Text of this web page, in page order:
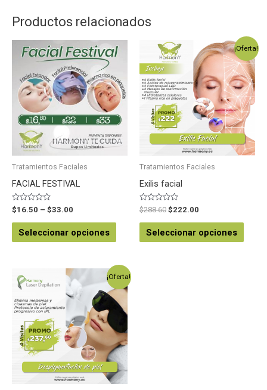
Productos relacionados
Tratamientos Faciales
FACIAL FESTIVAL
Valorado
en
0
de
$16.50 – $33.00
Seleccionar opciones
¡Oferta!
Tratamientos Faciales
Exilis facial
Valorado
en
0
de
$288.60 $222.00
Seleccionar opciones
¡Oferta!